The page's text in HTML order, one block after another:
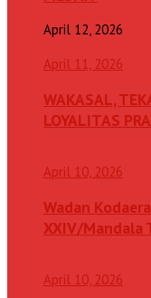
April 12, 2026
April 11, 2026
WAKASAL,
LOYALITAS
April 10, 2026
Wadan
XXIV/Mandala
April 10, 2026